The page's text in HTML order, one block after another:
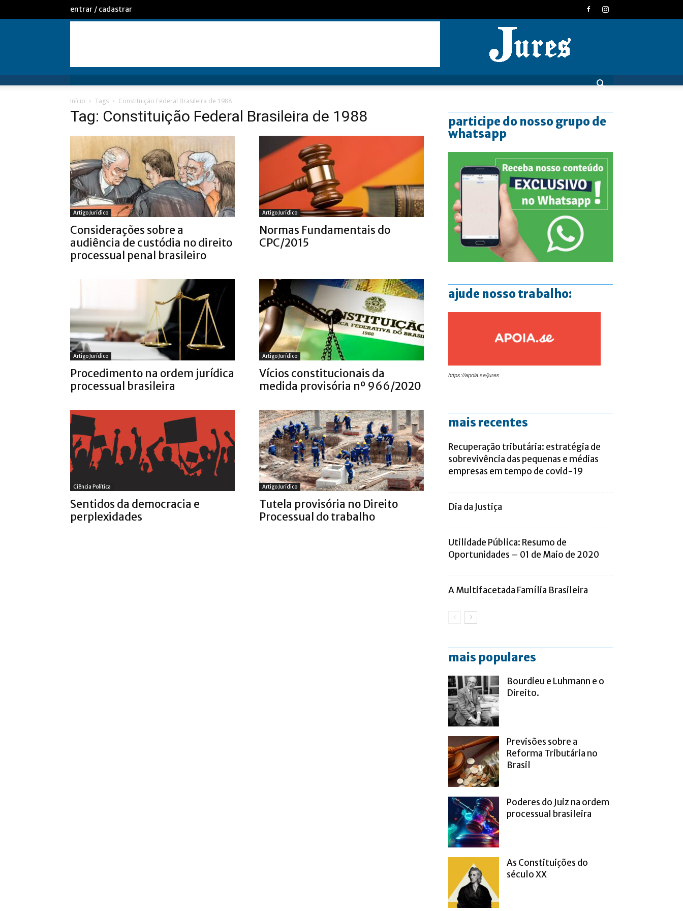
entrar / cadastrar
Início Tags Constituição Federal Brasileira de 1988
Tag: Constituição Federal Brasileira de 1988
Artigo Jurídico
Considerações sobre a
audiência de custódia no direito
processual penal brasileiro
Artigo Jurídico
Normas Fundamentais do
CPC/2015
Artigo Jurídico
Procedimento na ordem jurídica
processual brasileira
Artigo Jurídico
Vícios constitucionais da
medida provisória nº 966/2020
Ciência Política
Sentidos da democracia e
perplexidades
Artigo Jurídico
Tutela provisória no Direito
Processual do trabalho
participe do nosso grupo de
whatsapp
ajude nosso trabalho:
https://apoia.se/jures
mais recentes
Recuperação tributária: estratégia de
sobrevivência das pequenas e médias
empresas em tempo de covid-19
Dia da Justiça
Utilidade Pública: Resumo de
Oportunidades – 01 de Maio de 2020
A Multifacetada Família Brasileira
mais populares
Bourdieu e Luhmann e o
Direito.
Previsões sobre a
Reforma Tributária no
Brasil
Poderes do Juiz na ordem
processual brasileira
As Constituições do
século XX